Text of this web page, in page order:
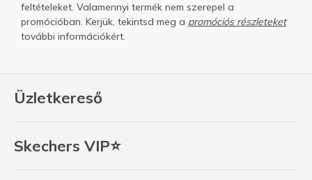
Üzletkereső
Skechers VIP⭐
feltételeket. Valamennyi termék nem szerepel a
promócióban. Kerjük, tekintsd meg a promóciós részleteket
további információkért.